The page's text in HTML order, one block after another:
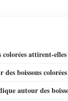
attirent-
boissons colorées
autour des